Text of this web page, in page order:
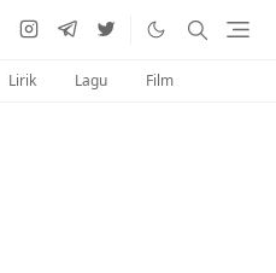
Lirik Lagu Film